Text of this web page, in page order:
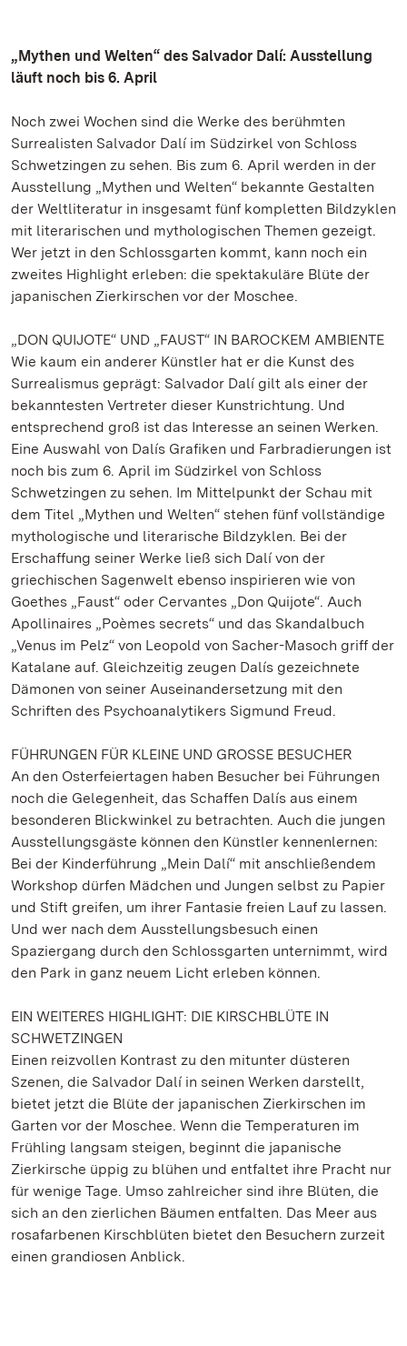
„Mythen und Welten“ des Salvador Dalí: Ausstellung
läuft noch bis 6. April
Noch zwei Wochen sind die Werke des berühmten
Surrealisten Salvador Dalí im Südzirkel von Schloss
Schwetzingen zu sehen. Bis zum 6. April werden in der
Ausstellung „Mythen und Welten“ bekannte Gestalten
der Weltliteratur in insgesamt fünf kompletten Bildzyklen
mit literarischen und mythologischen Themen gezeigt.
Wer jetzt in den Schlossgarten kommt, kann noch ein
zweites Highlight erleben: die spektakuläre Blüte der
japanischen Zierkirschen vor der Moschee.
„DON QUIJOTE“ UND „FAUST“ IN BAROCKEM AMBIENTE
Wie kaum ein anderer Künstler hat er die Kunst des
Surrealismus geprägt: Salvador Dalí gilt als einer der
bekanntesten Vertreter dieser Kunstrichtung. Und
entsprechend groß ist das Interesse an seinen Werken.
Eine Auswahl von Dalís Grafiken und Farbradierungen ist
noch bis zum 6. April im Südzirkel von Schloss
Schwetzingen zu sehen. Im Mittelpunkt der Schau mit
dem Titel „Mythen und Welten“ stehen fünf vollständige
mythologische und literarische Bildzyklen. Bei der
Erschaffung seiner Werke ließ sich Dalí von der
griechischen Sagenwelt ebenso inspirieren wie von
Goethes „Faust“ oder Cervantes „Don Quijote“. Auch
Apollinaires „Poèmes secrets“ und das Skandalbuch
„Venus im Pelz“ von Leopold von Sacher-Masoch griff der
Katalane auf. Gleichzeitig zeugen Dalís gezeichnete
Dämonen von seiner Auseinandersetzung mit den
Schriften des Psychoanalytikers Sigmund Freud.
FÜHRUNGEN FÜR KLEINE UND GROSSE BESUCHER
An den Osterfeiertagen haben Besucher bei Führungen
noch die Gelegenheit, das Schaffen Dalís aus einem
besonderen Blickwinkel zu betrachten. Auch die jungen
Ausstellungsgäste können den Künstler kennenlernen:
Bei der Kinderführung „Mein Dalí“ mit anschließendem
Workshop dürfen Mädchen und Jungen selbst zu Papier
und Stift greifen, um ihrer Fantasie freien Lauf zu lassen.
Und wer nach dem Ausstellungsbesuch einen
Spaziergang durch den Schlossgarten unternimmt, wird
den Park in ganz neuem Licht erleben können.
EIN WEITERES HIGHLIGHT: DIE KIRSCHBLÜTE IN
SCHWETZINGEN
Einen reizvollen Kontrast zu den mitunter düsteren
Szenen, die Salvador Dalí in seinen Werken darstellt,
bietet jetzt die Blüte der japanischen Zierkirschen im
Garten vor der Moschee. Wenn die Temperaturen im
Frühling langsam steigen, beginnt die japanische
Zierkirsche üppig zu blühen und entfaltet ihre Pracht nur
für wenige Tage. Umso zahlreicher sind ihre Blüten, die
sich an den zierlichen Bäumen entfalten. Das Meer aus
rosafarbenen Kirschblüten bietet den Besuchern zurzeit
einen grandiosen Anblick.